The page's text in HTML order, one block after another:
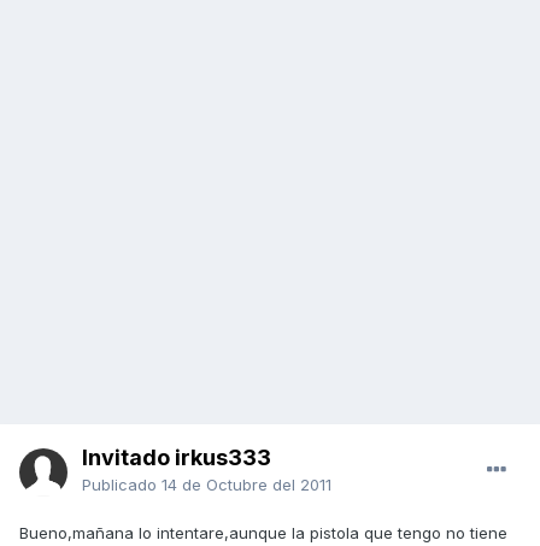
Invitado irkus333
Publicado 14 de Octubre del 2011
Bueno,mañana lo intentare,aunque la pistola que tengo no tiene